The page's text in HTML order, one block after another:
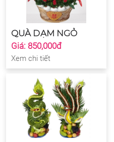
QUÀ DẠM NGỎ
Giá: 850,000đ
Xem chi tiết